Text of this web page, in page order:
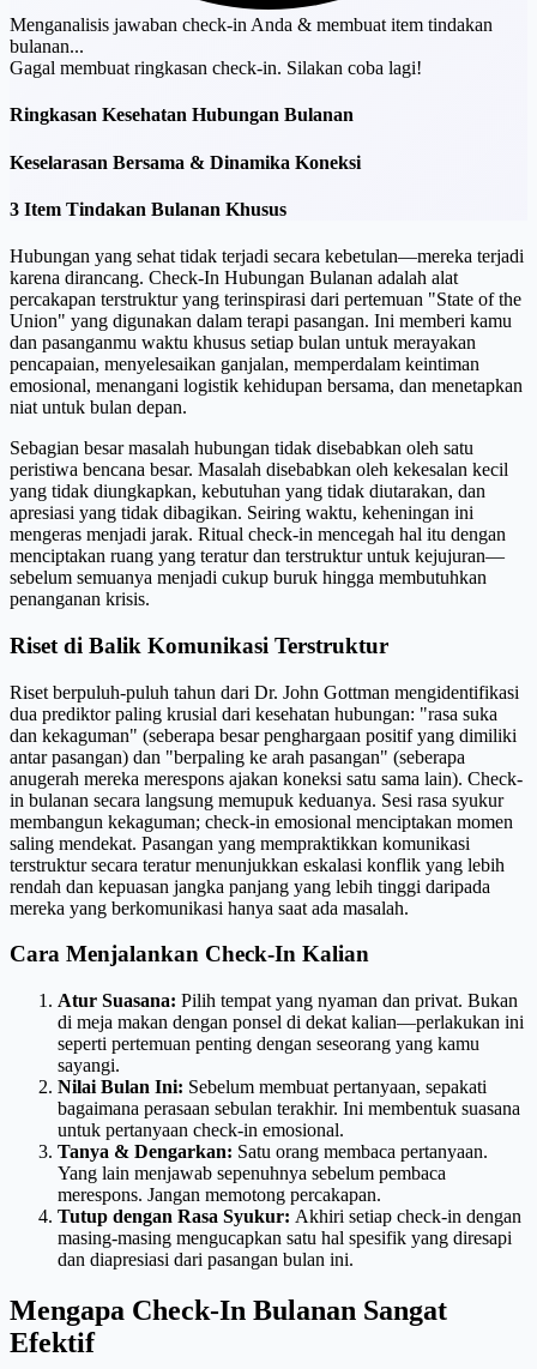
Menganalisis jawaban check-in Anda & membuat item tindakan
bulanan...
Gagal membuat ringkasan check-in. Silakan coba lagi!
Ringkasan Kesehatan Hubungan Bulanan
Keselarasan Bersama & Dinamika Koneksi
3 Item Tindakan Bulanan Khusus
Hubungan yang sehat tidak terjadi secara kebetulan—mereka terjadi
karena dirancang. Check-In Hubungan Bulanan adalah alat
percakapan terstruktur yang terinspirasi dari pertemuan "State of the
Union" yang digunakan dalam terapi pasangan. Ini memberi kamu
dan pasanganmu waktu khusus setiap bulan untuk merayakan
pencapaian, menyelesaikan ganjalan, memperdalam keintiman
emosional, menangani logistik kehidupan bersama, dan menetapkan
niat untuk bulan depan.
Sebagian besar masalah hubungan tidak disebabkan oleh satu
peristiwa bencana besar. Masalah disebabkan oleh kekesalan kecil
yang tidak diungkapkan, kebutuhan yang tidak diutarakan, dan
apresiasi yang tidak dibagikan. Seiring waktu, keheningan ini
mengeras menjadi jarak. Ritual check-in mencegah hal itu dengan
menciptakan ruang yang teratur dan terstruktur untuk kejujuran—
sebelum semuanya menjadi cukup buruk hingga membutuhkan
penanganan krisis.
Riset di Balik Komunikasi Terstruktur
Riset berpuluh-puluh tahun dari Dr. John Gottman mengidentifikasi
dua prediktor paling krusial dari kesehatan hubungan: "rasa suka
dan kekaguman" (seberapa besar penghargaan positif yang dimiliki
antar pasangan) dan "berpaling ke arah pasangan" (seberapa
anugerah mereka merespons ajakan koneksi satu sama lain). Check-
in bulanan secara langsung memupuk keduanya. Sesi rasa syukur
membangun kekaguman; check-in emosional menciptakan momen
saling mendekat. Pasangan yang mempraktikkan komunikasi
terstruktur secara teratur menunjukkan eskalasi konflik yang lebih
rendah dan kepuasan jangka panjang yang lebih tinggi daripada
mereka yang berkomunikasi hanya saat ada masalah.
Cara Menjalankan Check-In Kalian
Atur Suasana: Pilih tempat yang nyaman dan privat. Bukan
di meja makan dengan ponsel di dekat kalian—perlakukan ini
seperti pertemuan penting dengan seseorang yang kamu
sayangi.
Nilai Bulan Ini: Sebelum membuat pertanyaan, sepakati
bagaimana perasaan sebulan terakhir. Ini membentuk suasana
untuk pertanyaan check-in emosional.
Tanya & Dengarkan: Satu orang membaca pertanyaan.
Yang lain menjawab sepenuhnya sebelum pembaca
merespons. Jangan memotong percakapan.
Tutup dengan Rasa Syukur: Akhiri setiap check-in dengan
masing-masing mengucapkan satu hal spesifik yang diresapi
dan diapresiasi dari pasangan bulan ini.
Mengapa Check-In Bulanan Sangat
Efektif